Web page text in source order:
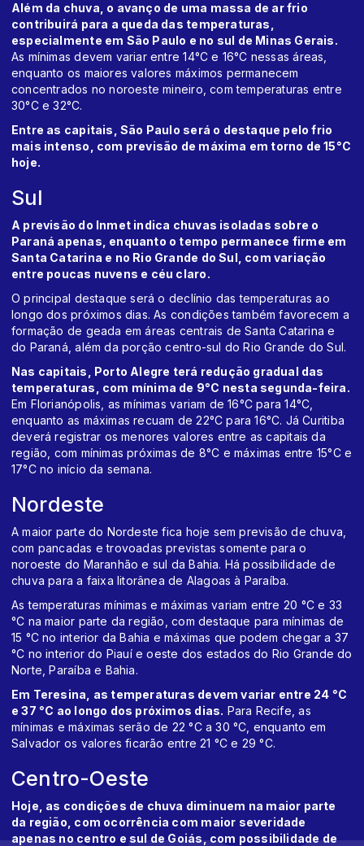
Além da chuva, o avanço de uma massa de ar frio
contribuirá para a queda das temperaturas,
especialmente em São Paulo e no sul de Minas Gerais.
As mínimas devem variar entre 14°C e 16°C nessas áreas,
enquanto os maiores valores máximos permanecem
concentrados no noroeste mineiro, com temperaturas entre
30°C e 32°C.
Entre as capitais, São Paulo será o destaque pelo frio
mais intenso, com previsão de máxima em torno de 15°C
hoje.
Sul
A previsão do Inmet indica chuvas isoladas sobre o
Paraná apenas, enquanto o tempo permanece firme em
Santa Catarina e no Rio Grande do Sul, com variação
entre poucas nuvens e céu claro.
O principal destaque será o declínio das temperaturas ao
longo dos próximos dias. As condições também favorecem a
formação de geada em áreas centrais de Santa Catarina e
do Paraná, além da porção centro-sul do Rio Grande do Sul.
Nas capitais, Porto Alegre terá redução gradual das
temperaturas, com mínima de 9°C nesta segunda-feira.
Em Florianópolis, as mínimas variam de 16°C para 14°C,
enquanto as máximas recuam de 22°C para 16°C. Já Curitiba
deverá registrar os menores valores entre as capitais da
região, com mínimas próximas de 8°C e máximas entre 15°C e
17°C no início da semana.
Nordeste
A maior parte do Nordeste fica hoje sem previsão de chuva,
com pancadas e trovoadas previstas somente para o
noroeste do Maranhão e sul da Bahia. Há possibilidade de
chuva para a faixa litorânea de Alagoas à Paraíba.
As temperaturas mínimas e máximas variam entre 20 °C e 33
°C na maior parte da região, com destaque para mínimas de
15 °C no interior da Bahia e máximas que podem chegar a 37
°C no interior do Piauí e oeste dos estados do Rio Grande do
Norte, Paraíba e Bahia.
Em Teresina, as temperaturas devem variar entre 24 °C
e 37 °C ao longo dos próximos dias. Para Recife, as
mínimas e máximas serão de 22 °C a 30 °C, enquanto em
Salvador os valores ficarão entre 21 °C e 29 °C.
Centro-Oeste
Hoje, as condições de chuva diminuem na maior parte
da região, com ocorrência com maior severidade
apenas no centro e sul de Goiás, com possibilidade de